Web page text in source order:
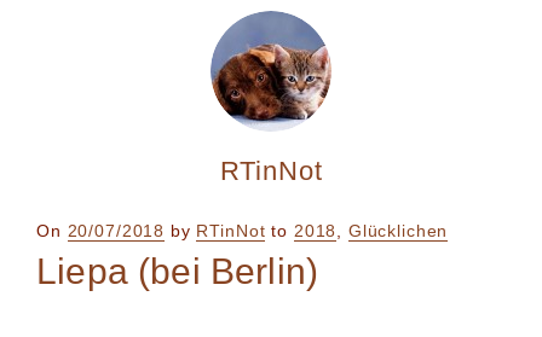
RTinNot
On Posted
20/07/2018 by RTinNot to 2018 Glücklichen
Liepa (bei Berlin)